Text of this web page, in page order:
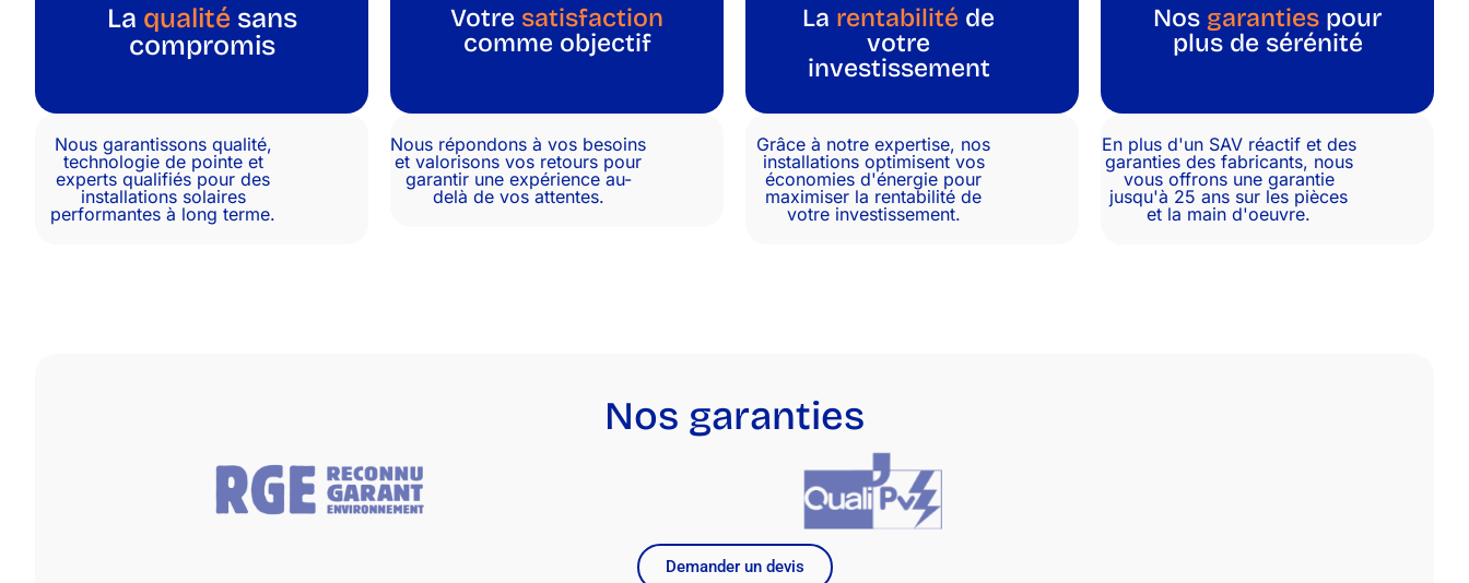
La qualité sans
compromis
Nous garantissons qualité,
technologie de pointe et
experts qualifiés pour des
installations solaires
performantes à long terme.
Votre satisfaction
comme objectif
Nous répondons à vos besoins
et valorisons vos retours pour
garantir une expérience au-
delà de vos attentes.
La rentabilité de
votre
investissement
Grâce à notre expertise, nos
installations optimisent vos
économies d'énergie pour
maximiser la rentabilité de
votre investissement.
Nos garanties pour
plus de sérénité
En plus d'un SAV réactif et des
garanties des fabricants, nous
vous offrons une garantie
jusqu'à 25 ans sur les pièces
et la main d'oeuvre.
Nos garanties
Demander un devis